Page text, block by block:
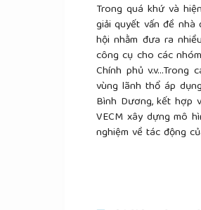
Trong quá khứ và
giải quyết vấn đề
hội nhằm đưa ra
công cụ cho các
Chính phủ
vùng lãnh thổ áp
Bình Dương, kết hợp
VECM xây dựng mô
nghiệm về tác động